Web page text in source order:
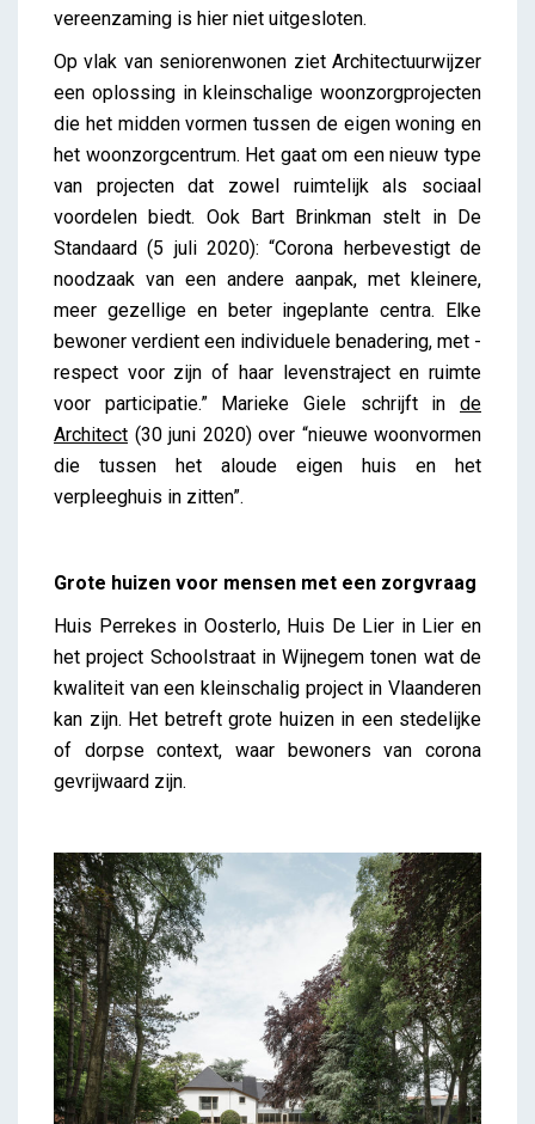
vereenzaming is hier niet uitgesloten.
Op vlak van seniorenwonen ziet Architectuurwijzer
een oplossing in kleinschalige woonzorgprojecten
die het midden vormen tussen de eigen woning en
het woonzorgcentrum. Het gaat om een nieuw type
van projecten dat zowel ruimtelijk als sociaal
voordelen biedt. Ook Bart Brinkman stelt in De
Standaard (5 juli 2020): “Corona herbevestigt de
noodzaak van een andere aanpak, met kleinere,
meer gezellige en beter ingeplante centra. ­Elke
bewoner verdient een individuele benadering, met ­
respect voor zijn of haar levenstraject en ruimte
voor participatie.” Marieke Giele schrijft in de
Architect (30 juni 2020) over “nieuwe woonvormen
die tussen het aloude eigen huis en het
verpleeghuis in zitten”.
Grote huizen voor mensen met een zorgvraag
Huis Perrekes in Oosterlo, Huis De Lier in Lier en
het project Schoolstraat in Wijnegem tonen wat de
kwaliteit van een kleinschalig project in Vlaanderen
kan zijn. Het betreft grote huizen in een stedelijke
of dorpse context, waar bewoners van corona
gevrijwaard zijn.